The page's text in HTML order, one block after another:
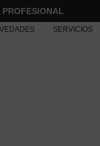
SERVICIOS